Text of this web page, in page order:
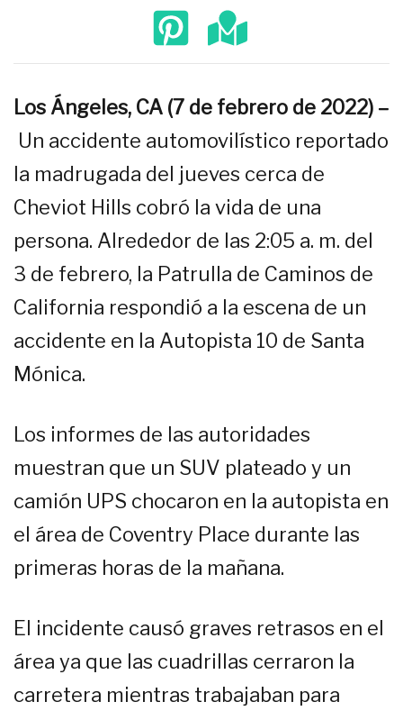
Los Ángeles, CA (7 de febrero de 2022) –
Un accidente automovilístico reportado
la madrugada del jueves cerca de
Cheviot Hills cobró la vida de una
persona. Alrededor de las 2:05 a. m. del
3 de febrero, la Patrulla de Caminos de
California respondió a la escena de un
accidente en la Autopista 10 de Santa
Mónica.
Los informes de las autoridades
muestran que un SUV plateado y un
camión UPS chocaron en la autopista en
el área de Coventry Place durante las
primeras horas de la mañana.
El incidente causó graves retrasos en el
área ya que las cuadrillas cerraron la
carretera mientras trabajaban para